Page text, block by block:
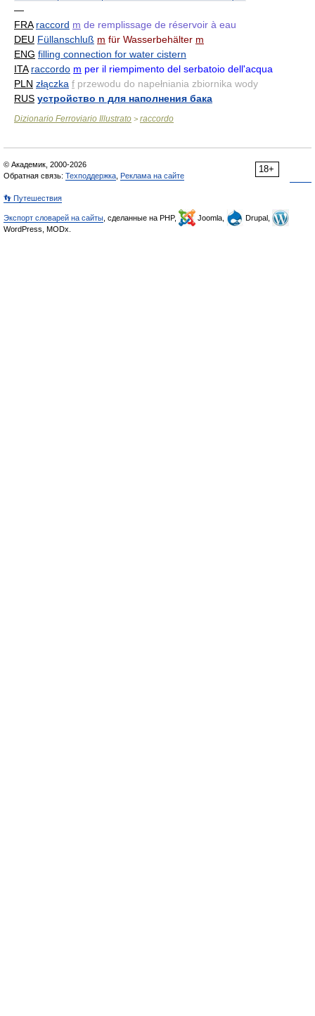
—
FRA raccord m de remplissage de réservoir à eau
DEU Füllanschluß m für Wasserbehälter m
ENG filling connection for water cistern
ITA raccordo m per il riempimento del serbatoio dell'acqua
PLN złączka f przewodu do napełniania zbiornika wody
RUS устройство n для наполнения бака
Dizionario Ferroviario Illustrato > raccordo
18+
© Академик, 2000-2026
Обратная связь: Техподдержка Реклама на сайте
👣 Путешествия
Экспорт словарей на сайты , сделанные на PHP, Joomla,
Drupal,
WordPress, MODx.